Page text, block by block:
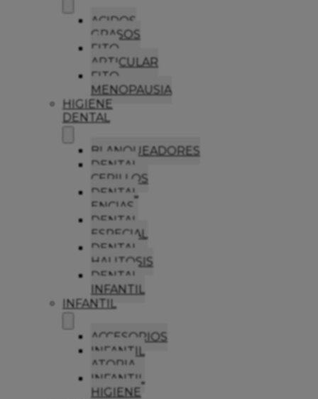
ACIDOS
GRASOS
FITO
ARTICULAR
FITO
MENOPAUSIA
HIGIENE
DENTAL
BLANQUEADORES
DENTAL
CEPILLOS
DENTAL
ENCIAS
DENTAL
ESPECIAL
DENTAL
HALITOSIS
DENTAL
INFANTIL
INFANTIL
ACCESORIOS
INFANTIL
ATOPIA
INFANTIL
HIGIENE